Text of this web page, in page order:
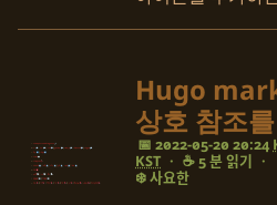
Hugo
상호 참조
📅 2022-05-20 20:24
KST · ☕ 5 분 읽기 ·
❄️ 사요한